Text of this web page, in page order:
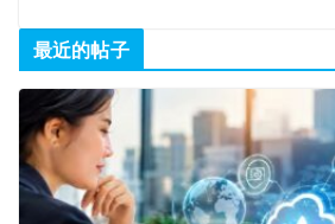
最近的帖子